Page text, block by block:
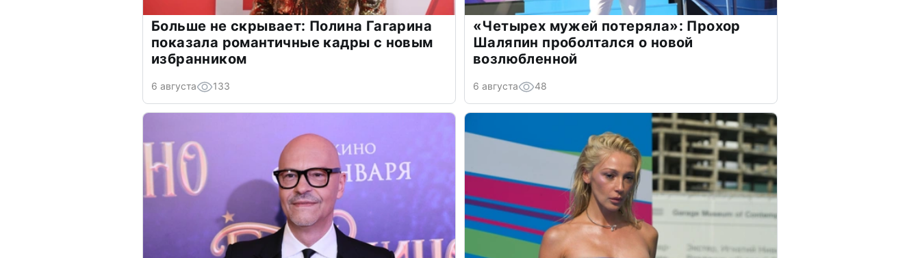
Больше не скрывает: Полина Гагарина
показала романтичные кадры с новым
избранником
6 августа 133
«Четырех мужей потеряла»: Прохор
Шаляпин проболтался о новой
возлюбленной
6 августа 48